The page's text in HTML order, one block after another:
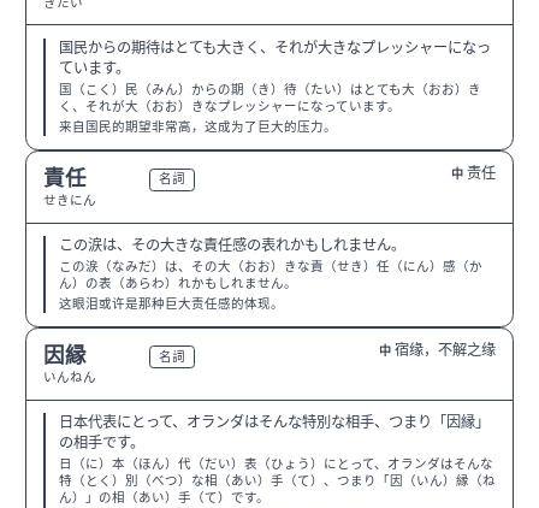
国民からの期待はとても大きく、それが大きなプレッシャーになっ
ています。
国（こく）民（みん）からの期（き）待（たい）はとても大（おお）き
く、それが大（おお）きなプレッシャーになっています。
来自国民的期望非常高，这成为了巨大的压力。
責任
せきにん
名詞 中 责任
この涙は、その大きな責任感の表れかもしれません。
この涙（なみだ）は、その大（おお）きな責（せき）任（にん）感（か
ん）の表（あらわ）れかもしれません。
这眼泪或许是那种巨大责任感的体现。
因縁
いんねん
名詞 中 宿缘，不解之缘
日本代表にとって、オランダはそんな特別な相手、つまり「因縁」
の相手です。
日（に）本（ほん）代（だい）表（ひょう）にとって、オランダはそんな
特（とく）別（べつ）な相（あい）手（て）、つまり「因（いん）縁（ね
ん）」の相（あい）手（て）です。